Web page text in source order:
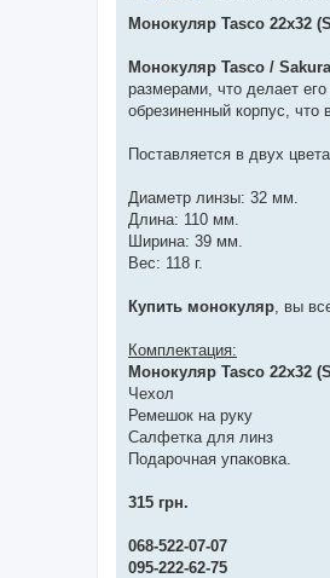
в
о
л
е
н
я
Монокуляр Tasco 22х32
Монокуляр Tasco /
размерами, что делает
обрезиненный корпус,
Поставляется в двух
Диаметр линзы: 32 мм.
Длина: 110 мм.
Ширина: 39 мм.
Вес: 118 г.
Купить монокуляр , вы
Комплектация:
Монокуляр Tasco 22х32
Чехол
Ремешок на руку
Салфетка для линз
Подарочная упаковка.
315 грн.
068-522-07-07
095-222-62-75